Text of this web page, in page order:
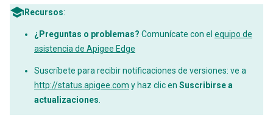
Recursos:
¿Preguntas o problemas? Comunícate con el equipo de
asistencia de Apigee Edge
Suscríbete para recibir notificaciones de versiones: ve a
http://status.apigee.com y haz clic en Suscribirse a
actualizaciones